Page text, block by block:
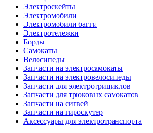
Электроскейты
Электромобили
Электромобили багги
Электротележки
Борды
Самокаты
Велосипеды
Запчасти на электросамокаты
Запчасти на электровелосипеды
Запчасти для электротрициклов
Запчасти для трюковых самокатов
Запчасти на сигвей
Запчасти на гироскутер
Аксессуары для электротранспорта